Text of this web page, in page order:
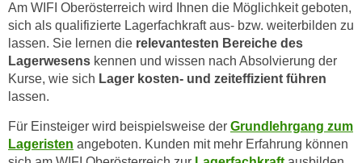
Am WIFI Oberösterreich wird Ihnen die Möglichkeit geboten,
sich als qualifizierte Lagerfachkraft aus- bzw. weiterbilden zu
lassen. Sie lernen die relevantesten Bereiche des
Lagerwesens kennen und wissen nach Absolvierung der
Kurse, wie sich Lager kosten- und zeiteffizient führen
lassen.
Für Einsteiger wird beispielsweise der Grundlehrgang zum
Lageristen angeboten. Kunden mit mehr Erfahrung können
a
l
l
e
A
t
e